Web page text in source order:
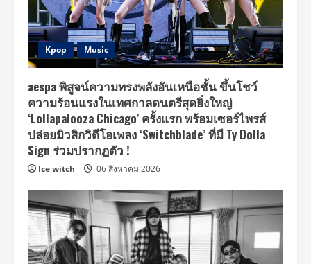
Kpop Music
aespa พิสูจน์ความทรงพลังอันเหนือชั้น ขึ้นโชว์
ความร้อนแรงในเทศกาลดนตรีสุดยิ่งใหญ่
‘Lollapalooza Chicago’ ครั้งแรก พร้อมเซอร์ไพรส์
ปล่อยมิวสิกวิดีโอเพลง ‘Switchblade’ ที่มี Ty Dolla
$ign ร่วมปรากฏตัว !
Ice witch 06 สิงหาคม 2026